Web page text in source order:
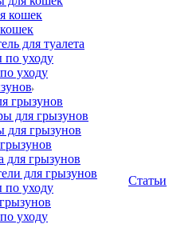
кошек
для туалета
по уходу
уходу
грызунов
для грызунов
для грызунов
для грызунов
для грызунов
по уходу
уходу
Статьи